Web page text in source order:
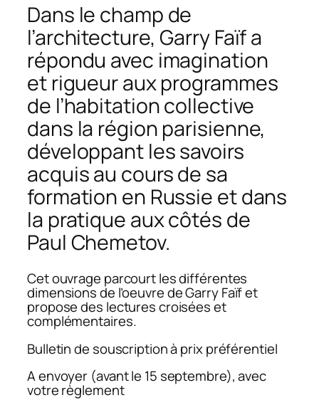
Dans le champ de
l’architecture, Garry Faïf a
répondu avec imagination
et rigueur aux programmes
de l’habitation collective
dans la région parisienne,
développant les savoirs
acquis au cours de sa
formation en Russie et dans
la pratique aux côtés de
Paul Chemetov.
Cet ouvrage parcourt les différentes
dimensions de l’oeuvre de Garry Faïf et
propose des lectures croisées et
complémentaires.
Bulletin de souscription à prix préférentiel
A envoyer (avant le 15 septembre), avec
votre règlement